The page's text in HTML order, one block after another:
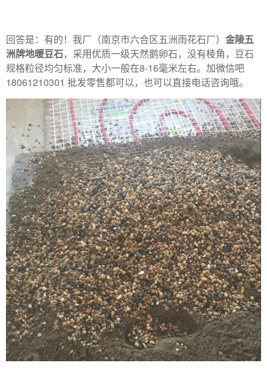
回答是：有的！我厂（南京市六合区五洲雨花石厂） 金陵五
洲牌地暖豆石，采用优质一级天然鹅卵石，没有棱角，豆石
规格粒径均匀标准，大小一般在8-16毫米左右。加微信吧
18061210301 批发零售都可以，也可以直接电话咨询哦。